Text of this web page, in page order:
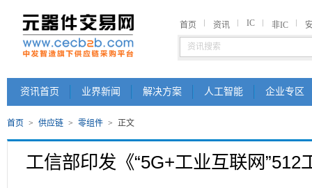
首页 资讯 IC 非IC
资讯首页 业界新闻 解决方案 人工智能 企业专区
首页 > 供应链 > 零组件 > 正文
工信部印发《“5G+工业互联网”512